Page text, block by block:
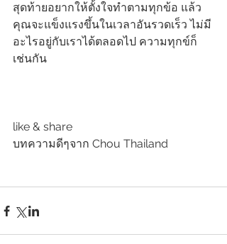
สุดท้ายอยากให้ตั้งใจทำตามทุกข้อ แล้ว
คุณจะแข็งแรงขึ้นในเวลาอันรวดเร็ว ไม่มี
อะไรอยู่กับเราได้ตลอดไป ความทุกข์ก็
เช่นกัน
like & share
บทความดีๆจาก Chou Thailand